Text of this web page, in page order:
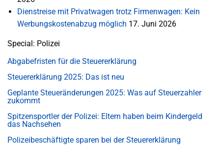
Dienstreise mit Privatwagen trotz Firmenwagen: Kein
Werbungskostenabzug möglich 17. Juni 2026
Special: Polizei
Abgabefristen für die Steuererklärung
Steuererklärung 2025: Das ist neu
Geplante Steueränderungen 2025: Was auf Steuerzahler
zukommt
Spitzensportler der Polizei: Eltern haben beim Kindergeld
das Nachsehen
Polizeibeschäftigte sparen bei der Steuererklärung